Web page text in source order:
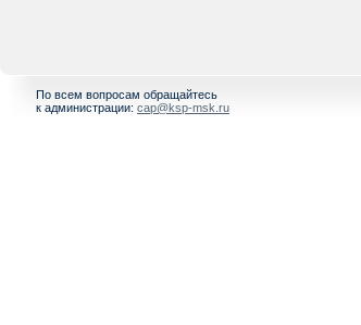
По всем вопросам обращайтесь
к администрации: cap@ksp-msk.ru